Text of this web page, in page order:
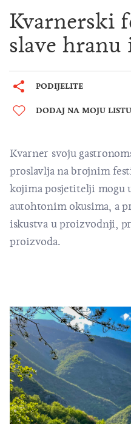
Kvarnerski
slave hranu
PODIJELITE
DODAJ NA MOJU
Kvarner svoju
proslavlja na brojnim
kojima posjetitelji mogu
autohtonim okusima, a
iskustva u proizvodnji,
proizvoda.